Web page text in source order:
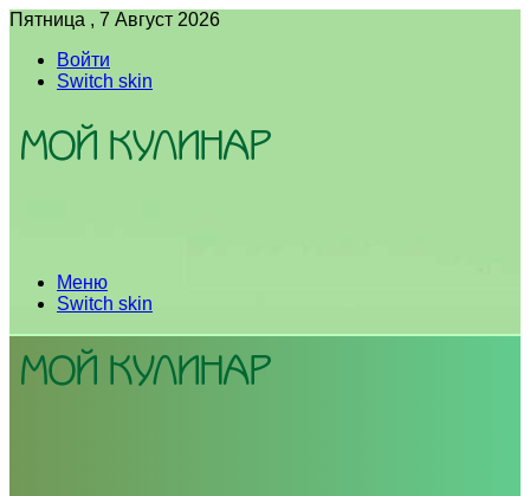
Пятница , 7 Август 2026
Войти
Switch skin
Меню
Switch skin